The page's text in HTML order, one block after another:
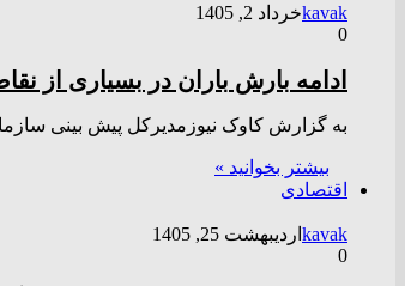
kavakخرداد 2, 1405
0
ادامه بارش باران در بسیاری از
به گزارش کاوک نیوزمدیرکل پیش بینی
بیشتر بخوانید »
اقتصادی
kavak اردیبهشت 25, 1405
0